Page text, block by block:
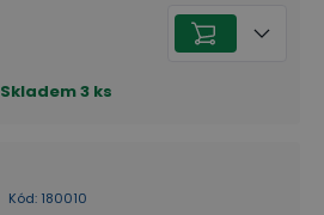
Skladem3 ks
Kód: 180010